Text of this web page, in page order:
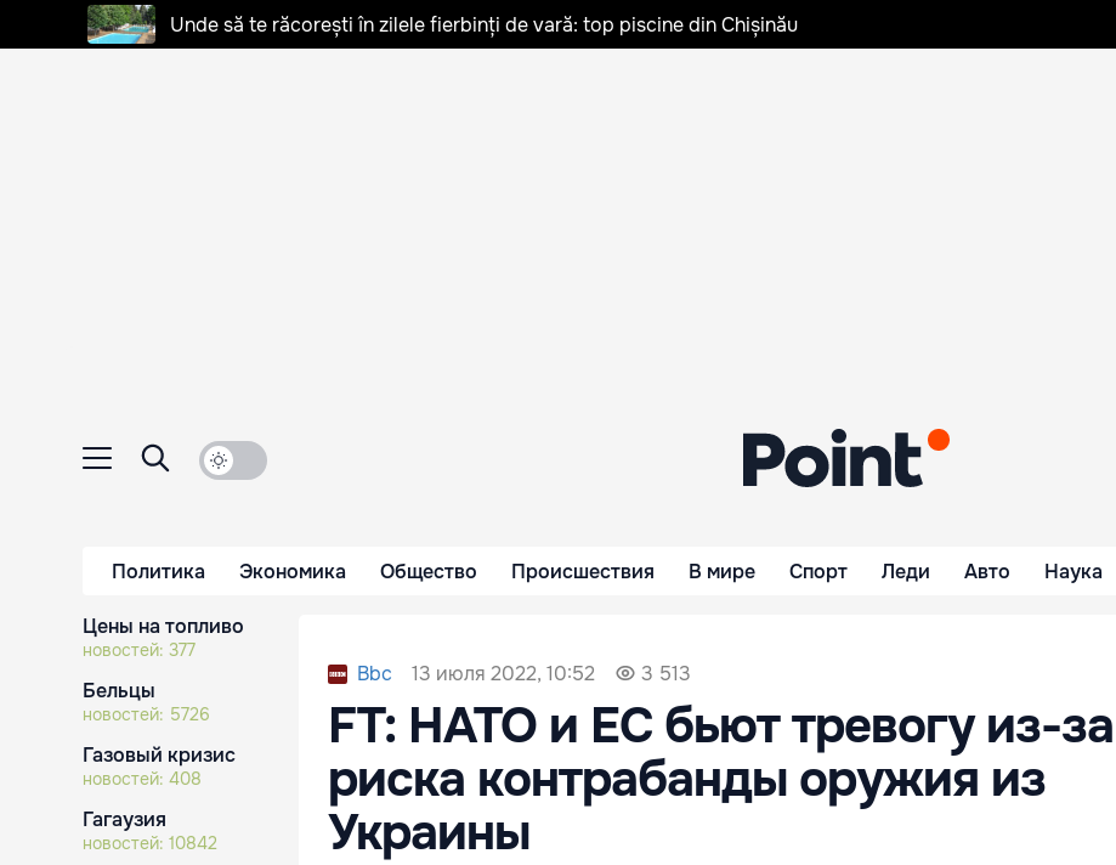
Unde să te răcorești în zilele fierbinți de vară: top piscine din Chișinău
Политика Экономика Общество Происшествия В мире Спорт Леди Авто Наука
Цены на топливо
новостей: 377
Бельцы
новостей: 5726
Газовый кризис
новостей: 408
Гагаузия
новостей: 10842
Bbc 13 июля 2022, 10:52 3 513
FT: НАТО и ЕС бьют тревогу из-за
риска контрабанды оружия из
Украины